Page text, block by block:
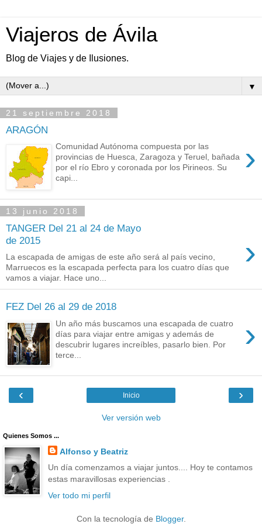
Viajeros de Ávila
Blog de Viajes y de Ilusiones.
▼
21 septiembre 2018
ARAGÓN
›
Comunidad Autónoma compuesta por las
provincias de Huesca, Zaragoza y Teruel, bañada
por el río Ebro y coronada por los Pirineos. Su
capi...
13 junio 2018
TANGER Del 21 al 24 de Mayo
de 2015
›
La escapada de amigas de este año será al país vecino,
Marruecos es la escapada perfecta para los cuatro días que
vamos a viajar. Hace uno...
FEZ Del 26 al 29 de 2018
›
Un año más buscamos una escapada de cuatro
días para viajar entre amigas y además de
descubrir lugares increíbles, pasarlo bien. Por
terce...
‹ ›
Inicio
Ver versión web
Quienes Somos ...
Alfonso y Beatriz
Un día comenzamos a viajar juntos.... Hoy te contamos
estas maravillosas experiencias .
Ver todo mi perfil
Con la tecnología de Blogger.